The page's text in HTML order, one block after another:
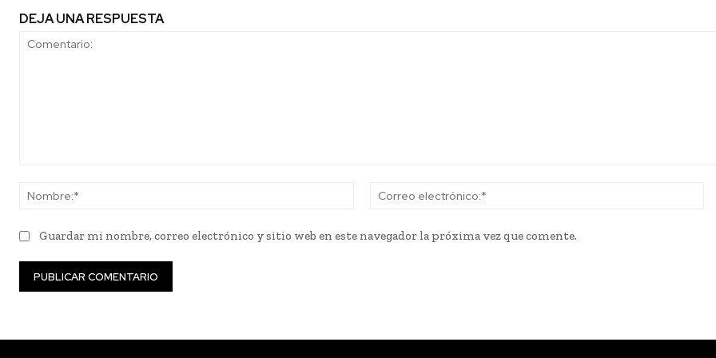
DEJA UNA RESPUESTA
Nombre:*
Guardar mi nombre, correo electrónico y sitio web en este navegador la próxima vez que comente.